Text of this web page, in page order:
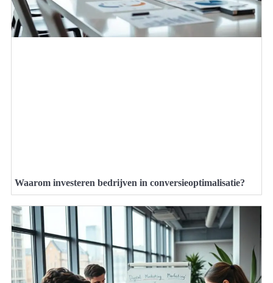
Waarom investeren bedrijven in conversieoptimalisatie?